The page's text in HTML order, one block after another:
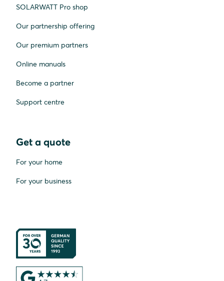
SOLARWATT Pro shop
Our partnership offering
Our premium partners
Online manuals
Become a partner
Support centre
Get a quote
For your home
For your business